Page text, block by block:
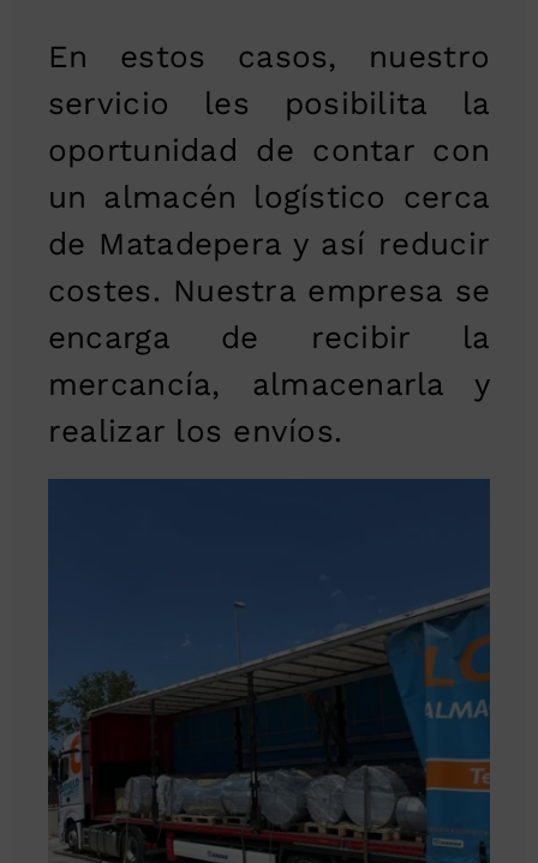
En estos casos, nuestro
servicio les posibilita la
oportunidad de contar con
un almacén logístico cerca
de Matadepera y así reducir
costes. Nuestra empresa se
encarga de recibir la
mercancía, almacenarla y
realizar los envíos.